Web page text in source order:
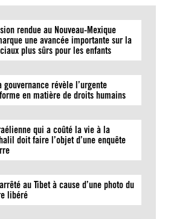
rendue au Nouveau-Mexique
une avancée importante sur la
plus sûrs pour les enfants
gouvernance révèle l’urgente
en matière de droits humains
qui a coûté la vie à la
doit faire l’objet d’une enquête
au Tibet à cause d’une photo du
libéré